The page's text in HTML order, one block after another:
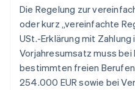
Die Regelung zur
oder kurz „vereinfachte
USt.-Erklärung mit Zahlung
Vorjahresumsatz muss
bestimmten freien
254.000 EUR sowie bei